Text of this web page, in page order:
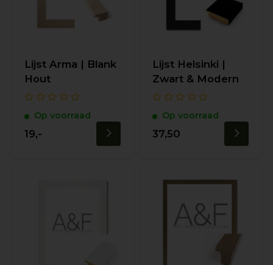
Lijst Arma | Blank
Hout
Op voorraad
19,-
Lijst Helsinki |
Zwart & Modern
Op voorraad
37,50